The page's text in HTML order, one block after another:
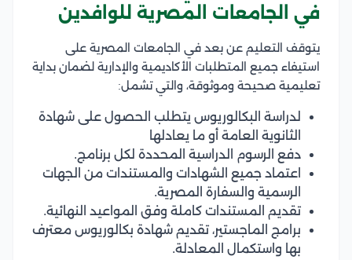
في الجامعات المصرية للوافدين
يتوقف التعليم عن بعد في الجامعات المصرية على
استيفاء جميع المتطلبات الأكاديمية والإدارية لضمان بداية
تعليمية صحيحة وموثوقة، والتي تشمل:
لدراسة البكالوريوس يتطلب الحصول على شهادة
الثانوية العامة أو ما يعادلها
دفع الرسوم الدراسية المحددة لكل برنامج.
اعتماد جميع الشهادات والمستندات من الجهات
الرسمية والسفارة المصرية.
تقديم المستندات كاملة وفق المواعيد النهائية.
برامج الماجستير، تقديم شهادة بكالوريوس معترف
بها واستكمال المعادلة.